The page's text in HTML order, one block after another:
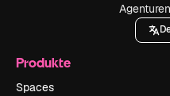
Produkte
Spaces